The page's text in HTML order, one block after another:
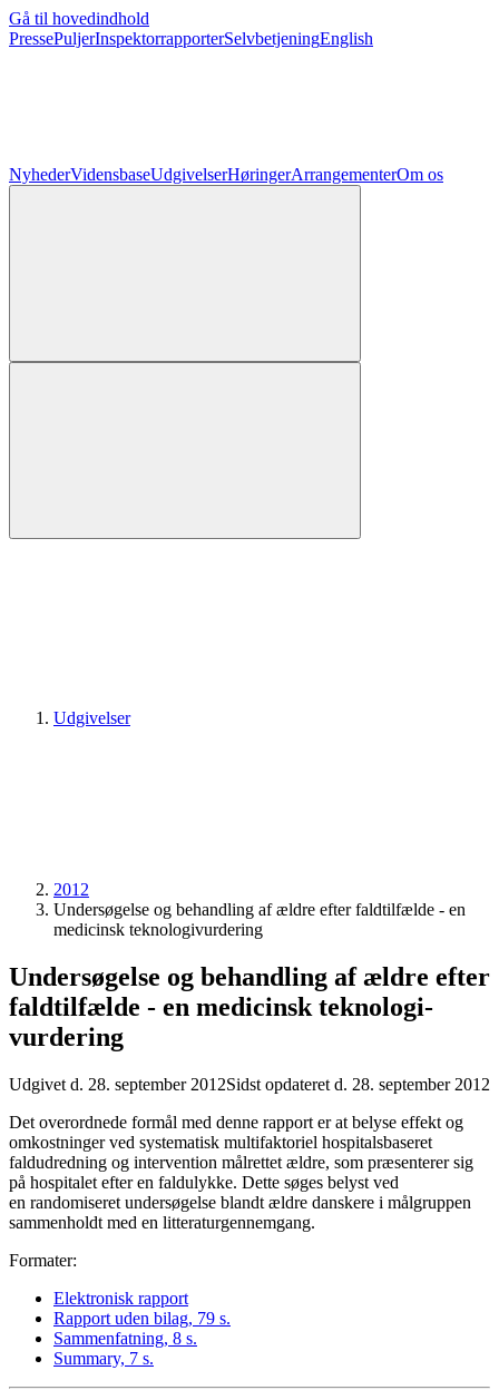
Gå til hovedindhold
PressePuljerInspektorrapporterSelvbetjeningEnglish
NyhederVidensbaseUdgivelserHøringerArrangementerOm os
Udgivelser
2012
Undersøgelse og behandling af ældre efter faldtilfælde - en
medicinsk teknologi­vurdering
Undersøgelse og behandling af ældre efter
faldtilfælde - en medicinsk teknologi­
vurdering
Udgivet d. 28. september 2012Sidst opdateret d. 28. september 2012
Det overordnede formål med denne rapport er at belyse effekt og
omkostninger ved systematisk multifaktoriel hospitalsbaseret
faldudredning og intervention målrettet ældre, som præsenterer sig
på hospitalet efter en faldulykke. Dette søges belyst ved
en randomiseret undersøgelse blandt ældre danskere i målgruppen
sammenholdt med en litteraturgennemgang.
Formater:
Elektronisk rapport
Rapport uden bilag, 79 s.
Sammenfatning, 8 s.
Summary, 7 s.